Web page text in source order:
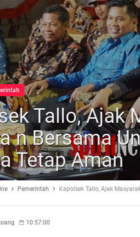
Tallo, Ajak
n Bersama
Tetap Aman
Pemerintah
Kapolsek Tallo, Ajak
10:57:00